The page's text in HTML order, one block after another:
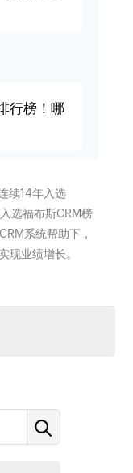
行榜！哪
续14年入选
选福布斯CRM榜
系统帮助下，
现业绩增长。